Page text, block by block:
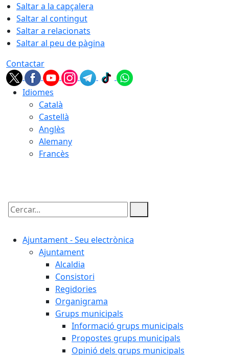
Saltar a la capçalera
Saltar al contingut
Saltar a relacionats
Saltar al peu de pàgina
Contactar
Idiomes
Català
Castellà
Anglès
Alemany
Francès
Cercar:
Ajuntament - Seu electrònica
Ajuntament
Alcaldia
Consistori
Regidories
Organigrama
Grups municipals
Informació grups municipals
Propostes grups municipals
Opinió dels grups municipals